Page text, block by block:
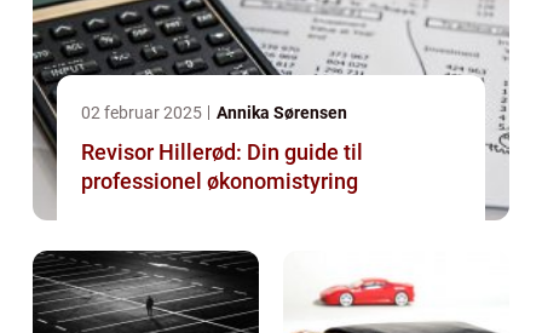
02 februar 2025 Annika Sørensen
Revisor Hillerød: Din guide til
professionel økonomistyring